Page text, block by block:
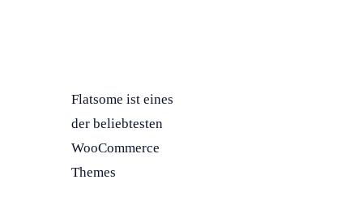
Flatsome ist eines
der beliebtesten
WooCommerce
Themes